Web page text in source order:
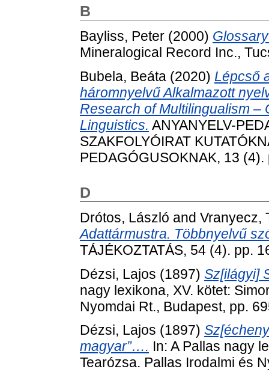
B
Bayliss, Peter (2000)
Mineralogical Record Inc.,
Bubela, Beáta (2020) Lépcső
háromnyelvű Alkalmazott
Research of Multilingualism –
Linguistics. ANYANYELV-
SZAKFOLYÓIRAT
PEDAGÓGUSOKNAK, 13
D
Drótos, László and Vranyecz,
Adattármustra. Többnyelvű
TÁJÉKOZTATÁS, 54 (4). pp.
Dézsi, Lajos (1897) Sz[ilágyi]
nagy lexikona, XV. kötet:
Nyomdai Rt., Budapest, pp.
Dézsi, Lajos (1897)
magyar”…. In: A Pallas nagy
Tearózsa. Pallas Irodalmi és